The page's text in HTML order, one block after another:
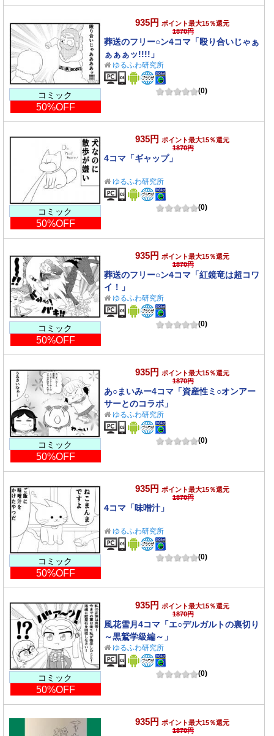
コミック
50%OFF
935円 ポイント最大15％還元
1870円
葬送のフリー○ン4コマ「殴り合いじゃぁ
ぁぁぁッ!!!!」
ゆるふわ研究所
(0)
コミック
50%OFF
935円 ポイント最大15％還元
1870円
4コマ「ギャップ」
ゆるふわ研究所
(0)
コミック
50%OFF
935円 ポイント最大15％還元
1870円
葬送のフリー○ン4コマ「紅鏡竜は超コワ
イ！」
ゆるふわ研究所
(0)
コミック
50%OFF
935円 ポイント最大15％還元
1870円
あ○まいみー4コマ「資産性ミ○オンアー
サーとのコラボ」
ゆるふわ研究所
(0)
コミック
50%OFF
935円 ポイント最大15％還元
1870円
4コマ「味噌汁」
ゆるふわ研究所
(0)
コミック
50%OFF
935円 ポイント最大15％還元
1870円
風花雪月4コマ「エ○デルガルトの裏切り
～黒鷲学級編～」
ゆるふわ研究所
(0)
935円 ポイント最大15％還元
1870円